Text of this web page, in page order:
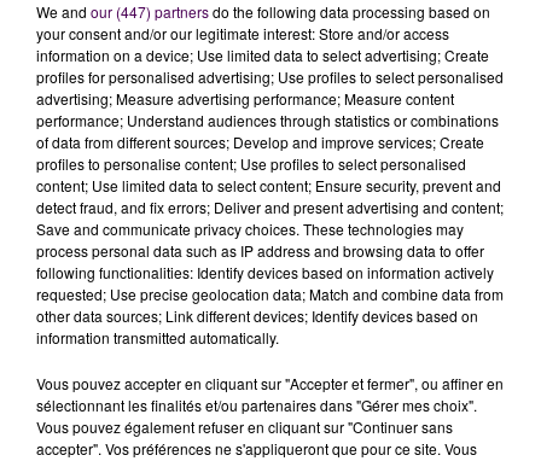
We and our (447) partnersdo the following data processing based on
your consent and/or our legitimate interest: Store and/or access
information on a device; Use limited data to select advertising; Create
profiles for personalised advertising; Use profiles to select personalised
advertising; Measure advertising performance; Measure content
performance; Understand audiences through statistics or combinations
of data from different sources; Develop and improve services; Create
profiles to personalise content; Use profiles to select personalised
content; Use limited data to select content; Ensure security, prevent and
detect fraud, and fix errors; Deliver and present advertising and content;
Save and communicate privacy choices. These technologies may
process personal data such as IP address and browsing data to offer
following functionalities: Identify devices based on information actively
requested; Use precise geolocation data; Match and combine data from
other data sources; Link different devices; Identify devices based on
information transmitted automatically.
Vous pouvez accepter en cliquant sur "Accepter et fermer", ou affiner en
sélectionnant les finalités et/ou partenaires dans "Gérer mes choix".
Vous pouvez également refuser en cliquant sur "Continuer sans
accepter". Vos préférences ne s'appliqueront que pour ce site. Vous